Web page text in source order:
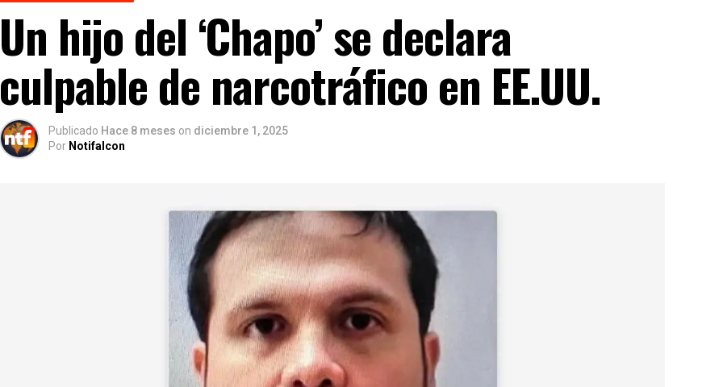
Un hijo del ‘Chapo’ se declara
culpable de narcotráfico en EE.UU.
Publicado Hace 8 meses on diciembre 1, 2025
Por Notifalcon